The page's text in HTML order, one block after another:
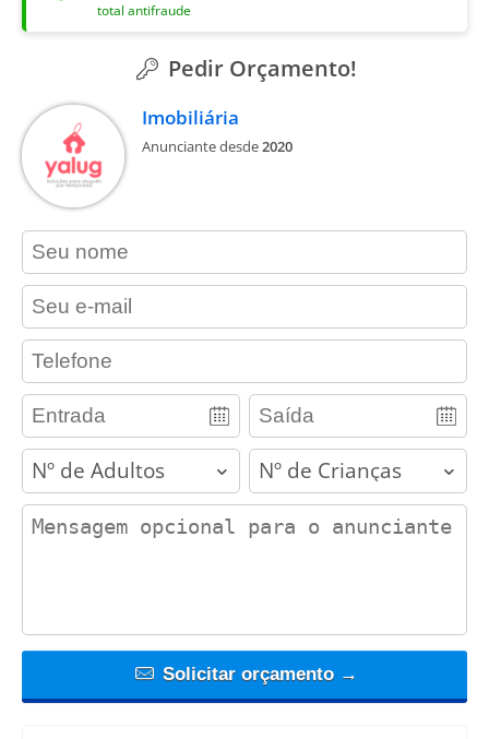
total antifraude
Pedir Orçamento!
Imobiliária
Anunciante desde2020
contact_name
contact_email
contact_phone
adults children
contact_message
Solicitar orçamento →